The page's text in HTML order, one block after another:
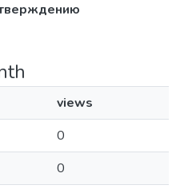
views
0
0